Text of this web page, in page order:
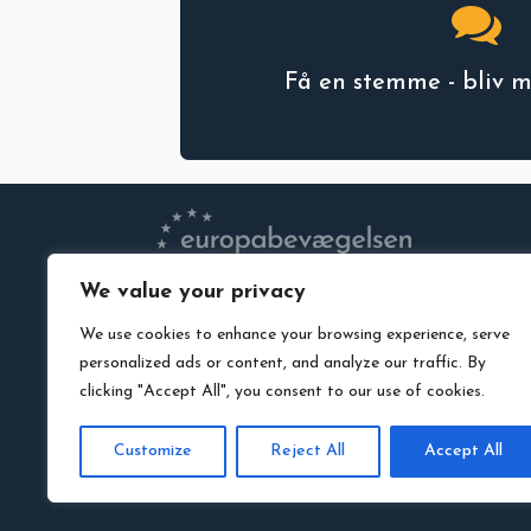
We value your privacy
We use cookies to enhance your browsing experience, serve
personalized ads or content, and analyze our traffic. By
clicking "Accept All", you consent to our use of cookies.
Customize Reject All Accept All
Få en stemme - bliv
VEDTÆGTER
PRIVATLIVSPOLITIK
MEDLEMSLOGIN
DOWNLOAD VORES LOGO